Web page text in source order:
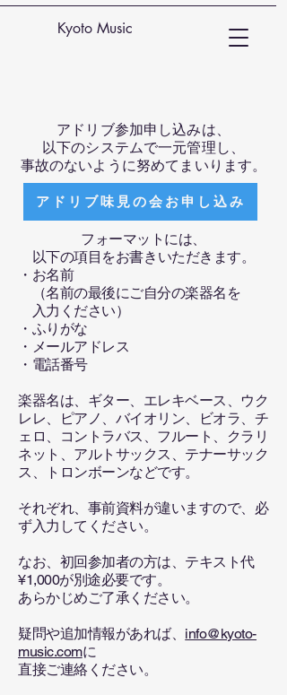
Kyoto Music
アドリブ参加申し込みは、
以下のシステムで一元管理し、
​事故のないように努めてまいります。
アドリブ味見の会お申し込み
フォーマットには、
以下の項目をお書きいただきます。
・お名前
（名前の最後にご自分の楽器名を
入力ください）
・ふりがな
・メールアドレス
・電話番号​​​​​
楽器名は、ギター、エレキベース、ウク
レレ、ピアノ、バイオリン、ビオラ、チ
ェロ、コントラバス、フルート、クラリ
ネット、アルトサックス、テナーサック
ス、
トロンボーンなどです。​
それぞれ、事前資料が違いますので、必
ず入力してください。
なお、初回参加者の方は、テキスト代
¥1,000が別途必要です。
​あらかじめご了承ください。
​疑問や追加情報があれば、 info@kyoto-
music.comに
直接ご連絡ください。